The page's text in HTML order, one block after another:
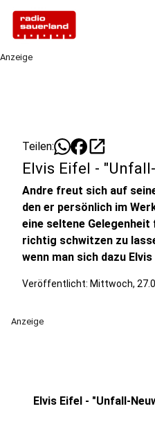
Anzeige
Teilen: open_in_new
Elvis Eifel -
Andre freut sich auf
den er persönlich im
eine seltene
richtig schwitzen zu
wenn man sich dazu
Veröffentlicht: Mittwoch,
Anzeige
Elvis Eifel - "Unfall-